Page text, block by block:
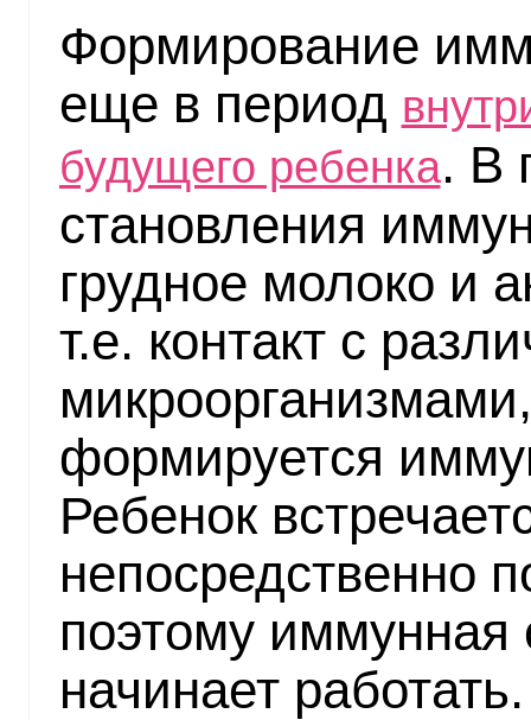
Формирование
еще в период
будущего ребенка. В
становления
грудное молоко и
т.е. контакт с
формируется
Ребенок
непосредственно
поэтому иммунная
начинает работать.